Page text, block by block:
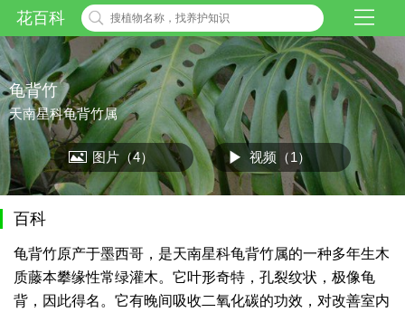
花百科
龟背竹
天南星科龟背竹属
图片（4） 视频（1）
百科
龟背竹原产于墨西哥，是天南星科龟背竹属的一种多年生木
质藤本攀缘性常绿灌木。它叶形奇特，孔裂纹状，极像龟
背，因此得名。它有晚间吸收二氧化碳的功效，对改善室内